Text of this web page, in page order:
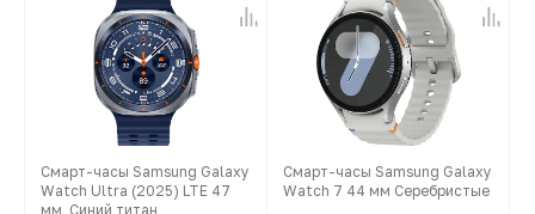
Смарт-часы Samsung Galaxy
Watch Ultra (2025) LTE 47
мм, Синий титан
Смарт-часы Samsung Galaxy
Watch 7 44 мм Серебристые